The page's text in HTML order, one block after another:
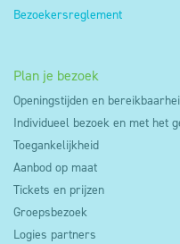
Bezoekersreglement
Plan je bezoek
Openingstijden en
Individueel bezoek en met het
Toegankelijkheid
Aanbod op maat
Tickets en prijzen
Groepsbezoek
Logies partners
van het gebruik van
Deze cookies kunnen
anoniem zijn. Voor
cookies voor
voorafgaandelijk je
dus weigeren dat
worden geplaatst door